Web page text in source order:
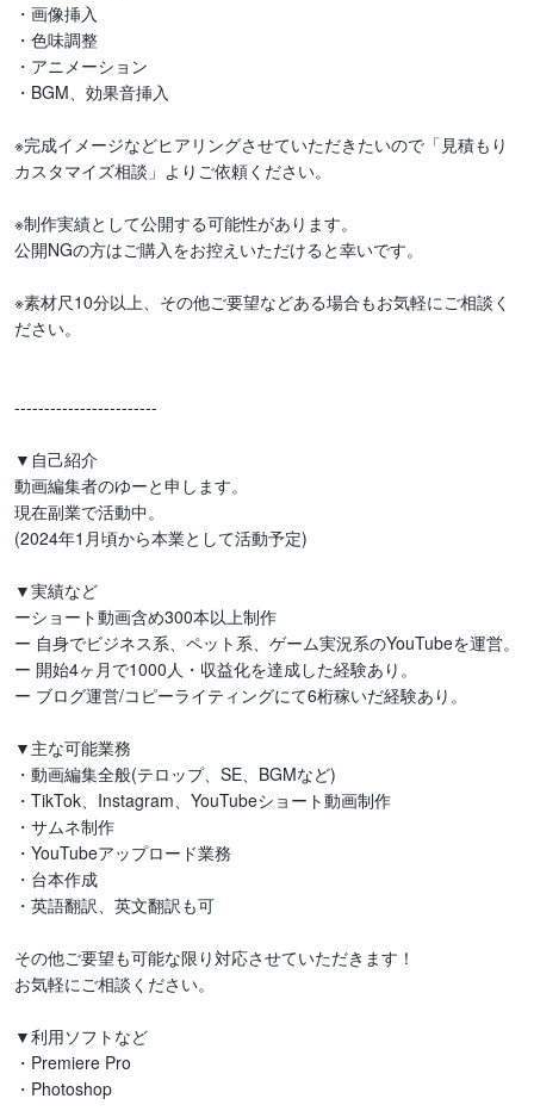
・画像挿入
・色味調整
・アニメーション
・BGM、効果音挿入
※完成イメージなどヒアリングさせていただきたいので「見積もり
カスタマイズ相談」よりご依頼ください。
※制作実績として公開する可能性があります。
公開NGの方はご購入をお控えいただけると幸いです。
※素材尺10分以上、その他ご要望などある場合もお気軽にご相談く
ださい。
------------------------
▼自己紹介
動画編集者のゆーと申します。
現在副業で活動中。
(2024年1月頃から本業として活動予定)
▼実績など
ーショート動画含め300本以上制作
ー 自身でビジネス系、ペット系、ゲーム実況系のYouTubeを運営。
ー 開始4ヶ月で1000人・収益化を達成した経験あり。
ー ブログ運営/コピーライティングにて6桁稼いだ経験あり。
▼主な可能業務
・動画編集全般(テロップ、SE、BGMなど)
・TikTok、Instagram、YouTubeショート動画制作
・サムネ制作
・YouTubeアップロード業務
・台本作成
・英語翻訳、英文翻訳も可
その他ご要望も可能な限り対応させていただきます！
お気軽にご相談ください。
▼利用ソフトなど
・Premiere Pro
・Photoshop